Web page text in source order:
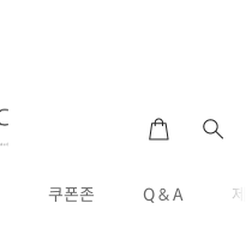
쿠폰존 Q & A